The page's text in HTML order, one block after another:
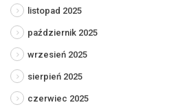
listopad 2025
październik 2025
wrzesień 2025
sierpień 2025
czerwiec 2025